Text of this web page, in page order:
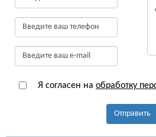
Я согласен на обработку
Отправить